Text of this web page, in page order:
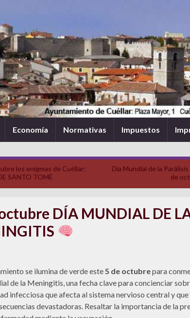
Economía Normativas Impuestos
los enigmas de Cuéllar:
SANTO TOMÉ
Día Mundial de la
de
DÍA MUNDIAL DE
se ilumina de verde este5 de octubrepara
de la Meningitis, una fecha clave para concienciar
infecciosa que afecta al sistema nervioso central y que
devastadoras. Resaltar la importancia de la